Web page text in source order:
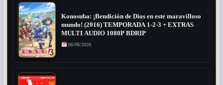
Konosuba: ¡Bendición de Dios en este maravilloso
mundo! (2016) TEMPORADA 1-2-3 + EXTRAS
MULTI AUDIO 1080P BDRIP
06/08/2026